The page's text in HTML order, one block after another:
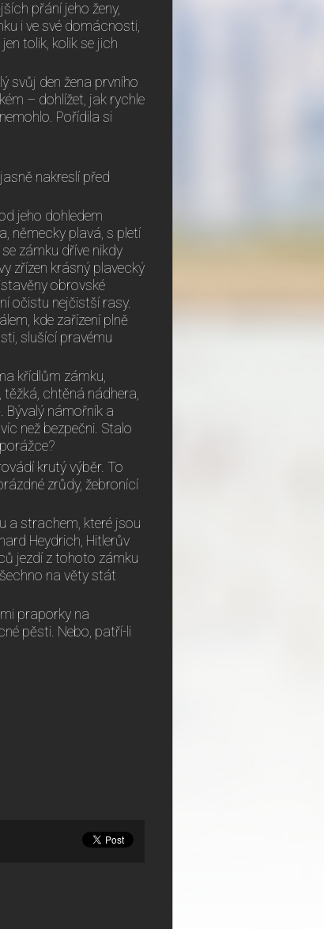
přání jeho ženy,
i ve své domácnosti,
tolik, kolik se jich
svůj den žena prvního
– dohlížet, jak rychle
Pořídila si
nakreslí před
jeho dohledem
německy plavá, s pletí
zámku dříve nikdy
zřízen krásný plavecký
obrovské
očistu nejčistší rasy.
kde zařízení plně
slušící pravému
křídlům zámku,
chtěná nádhera,
Bývalý námořník a
než bezpečni. Stalo
krutý výběr. To
zrůdy, žebronící
a strachem, které jsou
Heydrich, Hitlerův
jezdí z tohoto zámku
na věty stát
praporky na
pěsti. Nebo, patří-li